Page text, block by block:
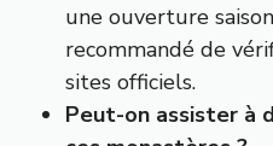
une ouverture
recommandé de
sites officiels.
Peut-on assister à